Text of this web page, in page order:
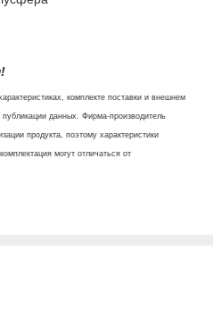
комплекте поставки и внешнем
данных. Фирма-производитель
продукта, поэтому характеристики
могут отличаться от